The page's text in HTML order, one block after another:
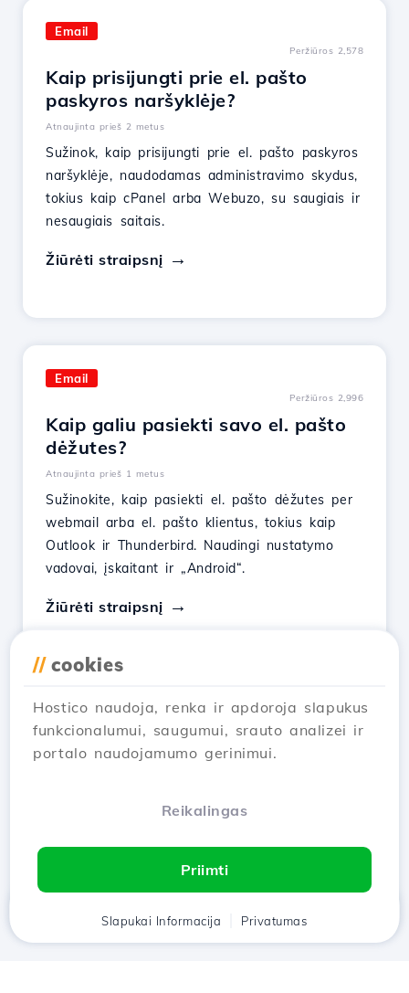
Email
Peržiūros 2,578
Kaip prisijungti prie el. pašto
paskyros naršyklėje?
Atnaujinta prieš 2 metus
Sužinok, kaip prisijungti prie el. pašto paskyros
naršyklėje, naudodamas administravimo skydus,
tokius kaip cPanel arba Webuzo, su saugiais ir
nesaugiais saitais.
Žiūrėti straipsnį
Email
Peržiūros 2,996
Kaip galiu pasiekti savo el. pašto
dėžutes?
Atnaujinta prieš 1 metus
Sužinokite, kaip pasiekti el. pašto dėžutes per
webmail arba el. pašto klientus, tokius kaip
Outlook ir Thunderbird. Naudingi nustatymo
vadovai, įskaitant ir „Android“.
Žiūrėti straipsnį
2
// cookies
Hostico naudoja, renka ir apdoroja slapukus
funkcionalumui, saugumui, srauto analizei ir
portalo naudojamumo gerinimui.
Reikalingas
Priimti
Slapukai Informacija Privatumas
Klientas Krepšelis Pokalbis